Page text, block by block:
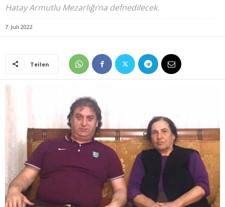
Hatay Armutlu Mezarlığı‘na defnedilecek.
7. Juli 2022
Teilen